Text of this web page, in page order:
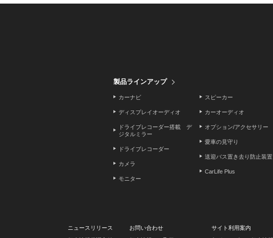
製品ラインアップ
カーナビ
ディスプレイオーディオ
ドライブレコーダー搭載 デ
ジタルミラー
ドライブレコーダー
カメラ
モニター
スピーカー
カーオーディオ
オプション/アクセサリー
愛車の見守り
送迎バス置き去り防止装置
CarLife Plus
ニュースリリース お問い合わせ
サイト利用案内